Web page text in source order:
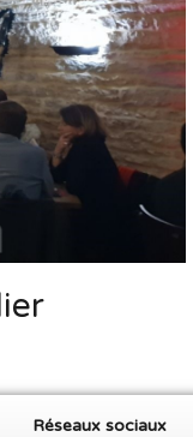
Réseaux sociaux